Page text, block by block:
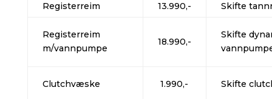
Registerreim 13.990,- Skifte
Registerreim
m/vannpumpe
18.990,-
Skifte
Clutchvæske 1.990,- Skifte